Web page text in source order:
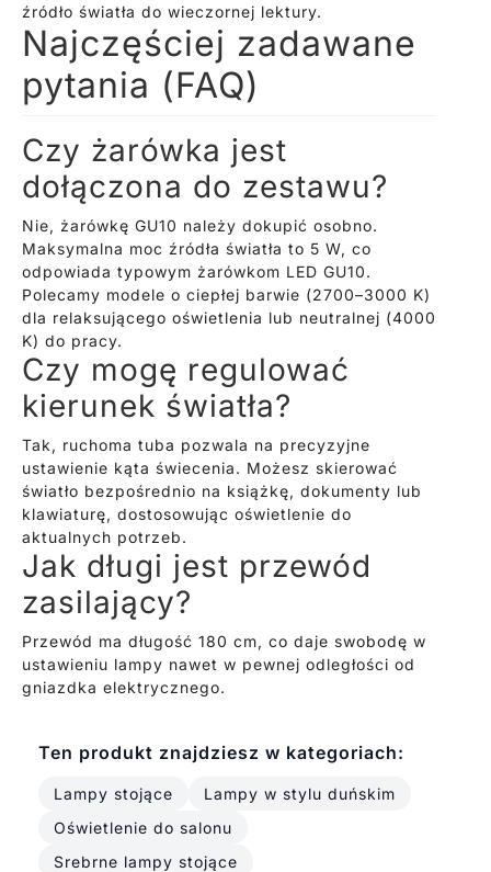
źródło światła do wieczornej lektury.
Najczęściej zadawane
pytania (FAQ)
Czy żarówka jest
dołączona do zestawu?
Nie, żarówkę GU10 należy dokupić osobno.
Maksymalna moc źródła światła to 5 W, co
odpowiada typowym żarówkom LED GU10.
Polecamy modele o ciepłej barwie (2700–3000 K)
dla relaksującego oświetlenia lub neutralnej (4000
K) do pracy.
Czy mogę regulować
kierunek światła?
Tak, ruchoma tuba pozwala na precyzyjne
ustawienie kąta świecenia. Możesz skierować
światło bezpośrednio na książkę, dokumenty lub
klawiaturę, dostosowując oświetlenie do
aktualnych potrzeb.
Jak długi jest przewód
zasilający?
Przewód ma długość 180 cm, co daje swobodę w
ustawieniu lampy nawet w pewnej odległości od
gniazdka elektrycznego.
Ten produkt znajdziesz w kategoriach:
Lampy stojące
Lampy w stylu duńskim
Oświetlenie do salonu
Srebrne lampy stojące